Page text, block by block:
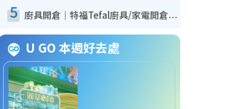
5 廚具開倉｜特福Tefal廚具/家電開倉低至3折！$220起買平底鍋/炒鑊/湯煲！電飯煲/吸塵機/燙斗$418起
U GO 本週好去處